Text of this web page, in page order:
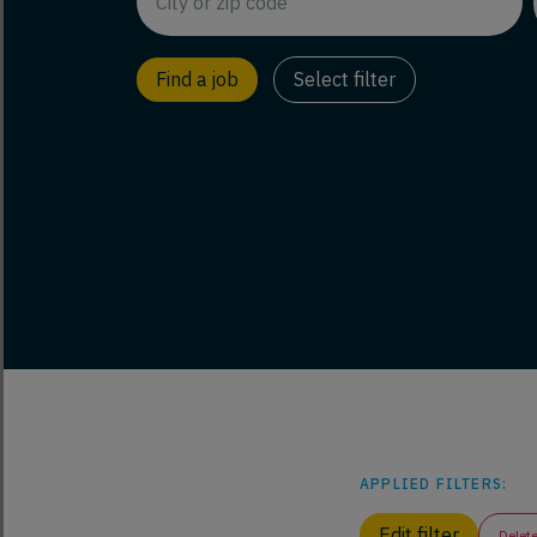
Select filter
APPLIED FILTERS: